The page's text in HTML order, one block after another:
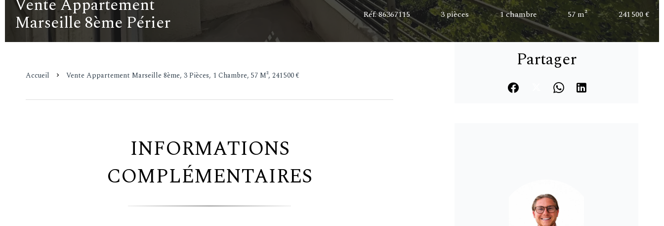
Vente Appartement
Marseille 8ème Périer Réf. 86367115 3 pièces 1 chambre 57 m² 241 500 €
Accueil Vente Appartement Marseille 8ème, 3 Pièces, 1 Chambre, 57 M², 241 500 €
INFORMATIONS
COMPLÉMENTAIRES
Partager